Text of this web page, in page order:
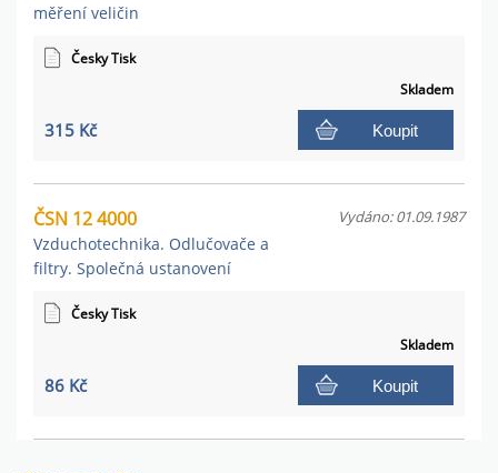
měření veličin
Česky Tisk
Skladem
315 Kč Koupit
ČSN 12 4000
Vzduchotechnika. Odlučovače a
filtry. Společná ustanovení
Vydáno: 01.09.1987
Česky Tisk
Skladem
86 Kč Koupit